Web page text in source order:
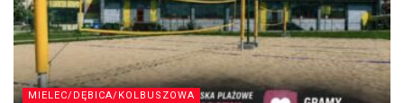
MIELEC/DĘBICA/KOLBUSZOWA